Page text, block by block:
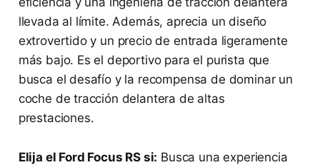
llevada al límite. Además, aprecia un diseño
extrovertido y un precio de entrada ligeramente
más bajo. Es el deportivo para el purista que
busca el desafío y la recompensa de dominar un
coche de tracción delantera de altas
prestaciones.
Elija el Ford Focus RS si: Busca una experiencia